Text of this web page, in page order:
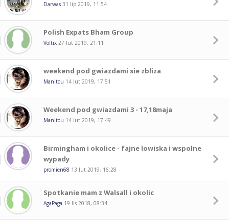
Darwas 31 lip 2019, 11:54
Polish Expats Bham Group
Voltix 27 lut 2019, 21:11
weekend pod gwiazdami sie zbliza
Manitou 14 lut 2019, 17:51
Weekend pod gwiazdami 3 - 17,18maja
Manitou 14 lut 2019, 17:49
Birmingham i okolice - fajne lowiska i wspolne
wypady
promien68 13 lut 2019, 16:28
Spotkanie mam z Walsall i okolic
AgaPaga 19 lis 2018, 08:34